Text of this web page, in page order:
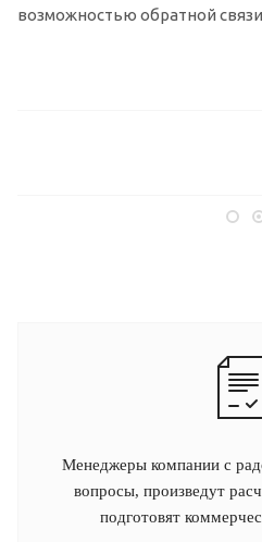
возможностью обратной
Менеджеры компании с
вопросы, произведут
подготовят